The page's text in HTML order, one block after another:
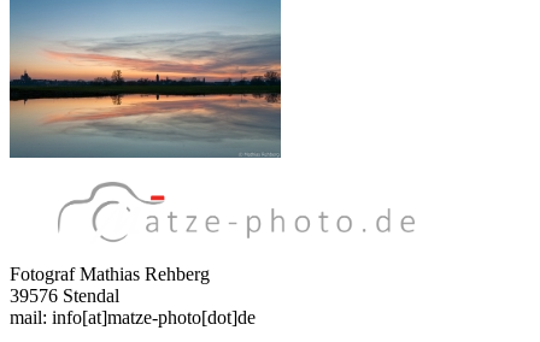
Fotograf Mathias Rehberg
39576 Stendal
mail: info[at]matze-photo[dot]de